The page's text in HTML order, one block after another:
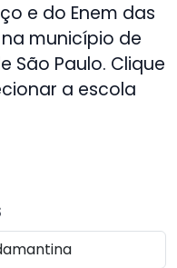
e do Enem das
município de
São Paulo. Clique
a escola